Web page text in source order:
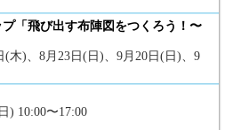
「飛び出す布陣図をつくろう！〜
(木)、8月23日(日)、9月20日(日)、9
) 10:00〜17:00